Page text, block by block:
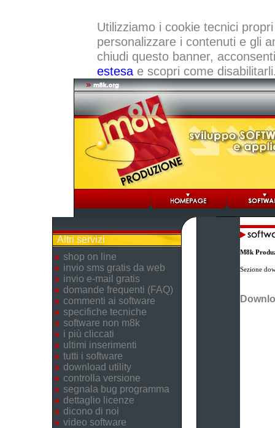
Utilizziamo i cookie tecnici
personalizzare i contenuti e gli
chiudi questo banner,
estesae scopri come
Altri servizi
shop on line
invio sms gratis da web
invio e-mail gratis
domande frequenti (FAQ)
commenti ai software
specifiche tecniche
software non m8k
i più cliccati
ultimi inserimenti
tutti i software
download utility
controlla versione
segnala bug programma
dettaglio licenze
dicono di noi
video software
M8k
Sezione